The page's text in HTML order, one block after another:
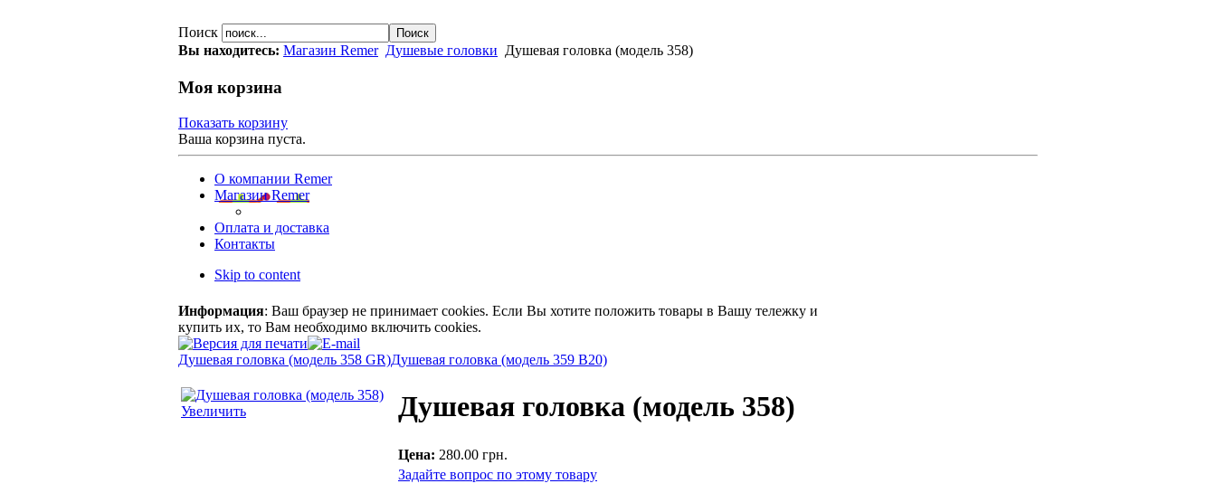
Поиск
Вы находитесь: Магазин Remer Душевые головки Душевая головка (модель 358)
Моя корзина
Показать корзину
Ваша корзина пуста.
О компании Remer
Магазин Remer
Оплата и доставка
Контакты
Skip to content
Информация: Ваш браузер не принимает cookies. Если Вы хотите положить товары в Вашу тележку и
купить их, то Вам необходимо включить cookies.
Душевая головка (модель 358 GR)Душевая головка (модель 359 B20)
Увеличить Душевая головка (модель 358)
Цена: 280.00 грн.
Задайте вопрос по этому товару